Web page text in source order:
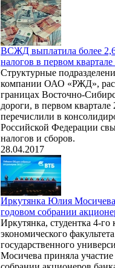
ВСЖД выплатила более
налогов в первом квартале
Структурные
компании ОАО «РЖД»,
границах Восточно-
дороги, в первом квартале
перечислили в
Российской Федерации
налогов и сборов.
28.04.2017
Иркутянка Юлия Мосичева
годовом собрании
Иркутянка, студентка 4-го
экономического
государственного
Мосичева приняла